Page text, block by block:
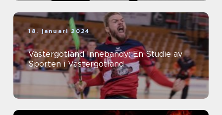
18. januari 2024
Västergötland Innebandy: En Studie av
Sporten i Västergötland